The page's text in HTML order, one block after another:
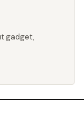
gadget,